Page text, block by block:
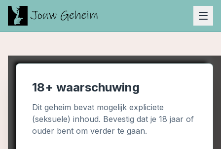
18+ waarschuwing
Dit geheim bevat mogelijk expliciete
(seksuele) inhoud. Bevestig dat je 18 jaar of
ouder bent om verder te gaan.